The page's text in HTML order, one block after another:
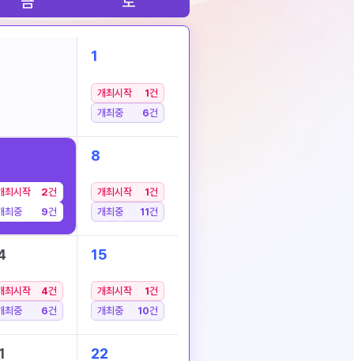
1
개최시작 1건
개최중
6건
최시작 2건
최중
9건
8
개최시작 1건
개최중
11건
최시작 4건
최중
6건
15
개최시작 1건
개최중
10건
22